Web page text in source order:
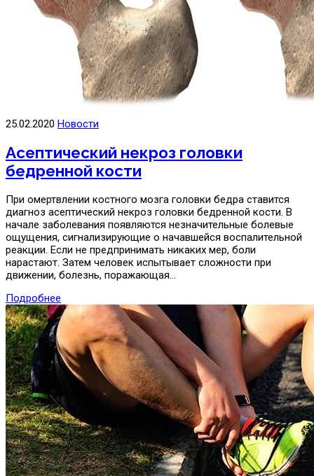
25.02.2020 Новости
Асептический некроз головки
бедренной кости
При омертвлении костного мозга головки бедра ставится
диагноз асептический некроз головки бедренной кости. В
начале заболевания появляются незначительные болевые
ощущения, сигнализирующие о начавшейся воспалительной
реакции. Если не предпринимать никаких мер, боли
нарастают. Затем человек испытывает сложности при
движении, болезнь, поражающая…
Подробнее